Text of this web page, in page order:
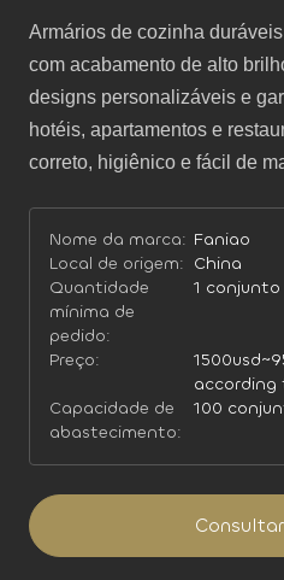
Armários de cozinha
com acabamento de alto
designs personalizáveis ​​e
hotéis, apartamentos e
correto, higiênico e fácil de
Nome da marca: Faniao
Local de origem: China
Quantidade
mínima de
pedido:
1 conjunto
Preço:
according
Capacidade de
abastecimento:
100